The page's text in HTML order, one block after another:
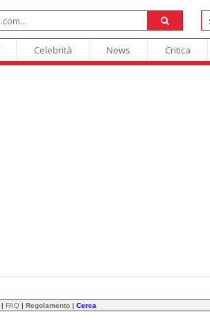
Celebrità News Critica
| FAQ | Regolamento | Cerca